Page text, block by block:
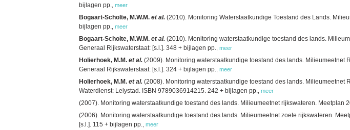
bijlagen pp. meer
Bogaart-Scholte, M.W.M. et al. (2010). Monitoring Waterstaatkundige Toestand des Lands.
bijlagen pp. meer
Bogaart-Scholte, M.W.M. et al. (2010). Monitoring waterstaatkundige toestand des lands.
Generaal Rijkswaterstaat: [s.l.]. 348 + bijlagen pp. meer
Holierhoek, M.M. et al. (2009). Monitoring waterstaatkundige toestand des lands. Milieumeetnet
Generaal Rijkswaterstaat: [s.l.]. 324 + bijlagen pp. meer
Holierhoek, M.M. et al. (2008). Monitoring waterstaatkundige toestand des lands. Milieumeetnet
Waterdienst: Lelystad. ISBN 9789036914215. 242 + bijlagen pp. meer
(2007). Monitoring waterstaatkundige toestand des lands. Milieumeetnet rijkswateren. Meetplan
(2006). Monitoring waterstaatkundige toestand des lands. Milieumeetnet zoete rijkswateren.
[s.l.]. 115 + bijlagen pp. meer